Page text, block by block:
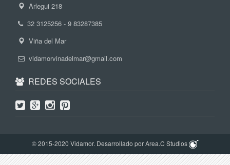
Arlegui 218
32 3125256 - 9 83287385
Viña del Mar
vidamorvinadelmar@gmail.com
REDES SOCIALES
© 2015-2020 Vidamor. Desarrollado por Area.C Studios